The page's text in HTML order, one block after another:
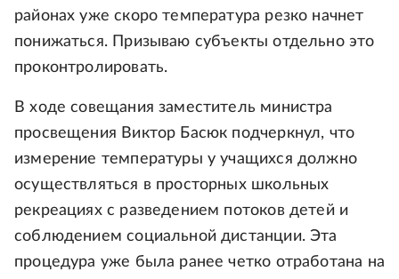
районах уже скоро температура резко начнет
понижаться. Призываю субъекты отдельно это
проконтролировать.
В ходе совещания заместитель министра
просвещения Виктор Басюк подчеркнул, что
измерение температуры у учащихся должно
осуществляться в просторных школьных
рекреациях с разведением потоков детей и
соблюдением социальной дистанции. Эта
процедура уже была ранее четко отработана на